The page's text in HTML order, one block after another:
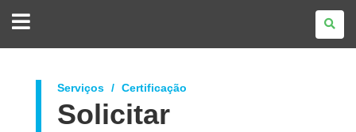
DO
Serviços Certificação
Solicitar